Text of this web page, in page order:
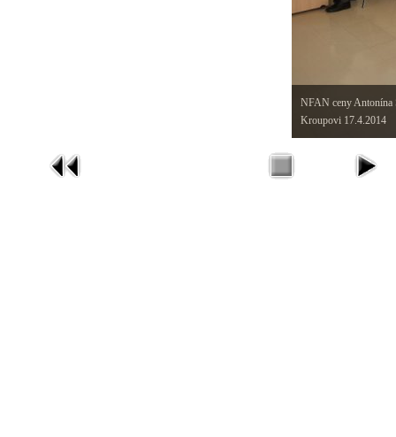
NFAN ceny Antonína
Kroupovi 17.4.2014